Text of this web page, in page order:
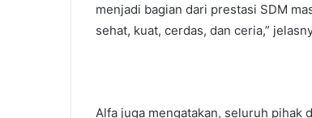
menjadi bagian dari prestasi SDM
sehat, kuat, cerdas, dan ceria,”
Alfa juga mengatakan, seluruh pihak